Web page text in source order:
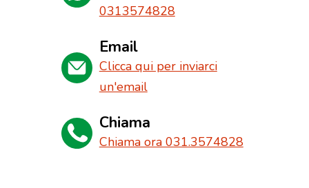
0313574828
Email
Clicca qui per inviarci
un'email
Chiama
Chiama ora 031.3574828